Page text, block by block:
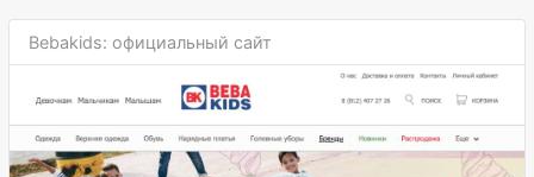
Bebakids: официальный сайт